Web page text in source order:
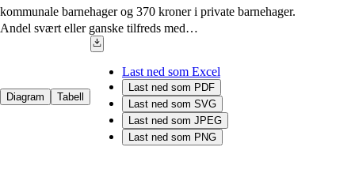
kommunale barnehager og 370 kroner i private barnehager.
Andel svært eller ganske tilfreds med…
Diagram Tabell
Last ned som Excel
Last ned som PDF
Last ned som SVG
Last ned som JPEG
Last ned som PNG